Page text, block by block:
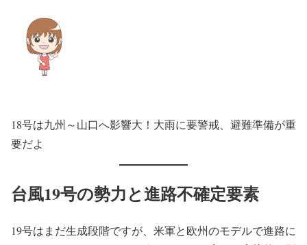
18号は九州～山口へ影響大！大雨に要警戒、避難準備が重
要だよ
台風19号の勢力と進路不確定要素
19号はまだ生成段階ですが、米軍と欧州のモデルで進路に